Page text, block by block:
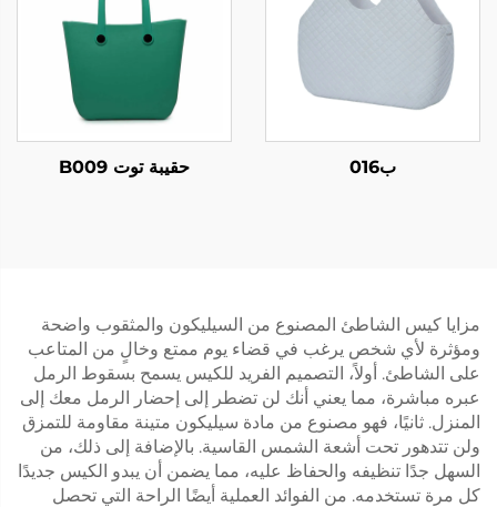
ب016 حقيبة توت B009
مزايا كيس الشاطئ المصنوع من السيليكون والمثقوب واضحة
ومؤثرة لأي شخص يرغب في قضاء يوم ممتع وخالٍ من المتاعب
على الشاطئ. أولاً، التصميم الفريد للكيس يسمح بسقوط الرمل
عبره مباشرة، مما يعني أنك لن تضطر إلى إحضار الرمل معك إلى
المنزل. ثانيًا، فهو مصنوع من مادة سيليكون متينة مقاومة للتمزق
ولن تتدهور تحت أشعة الشمس القاسية. بالإضافة إلى ذلك، من
السهل جدًا تنظيفه والحفاظ عليه، مما يضمن أن يبدو الكيس جديدًا
كل مرة تستخدمه. من الفوائد العملية أيضًا الراحة التي تحصل